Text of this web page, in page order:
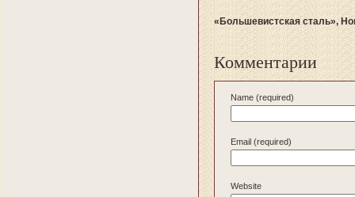
«Большевистская сталь»,
Комментарии
Name (required)
Email (required)
Website